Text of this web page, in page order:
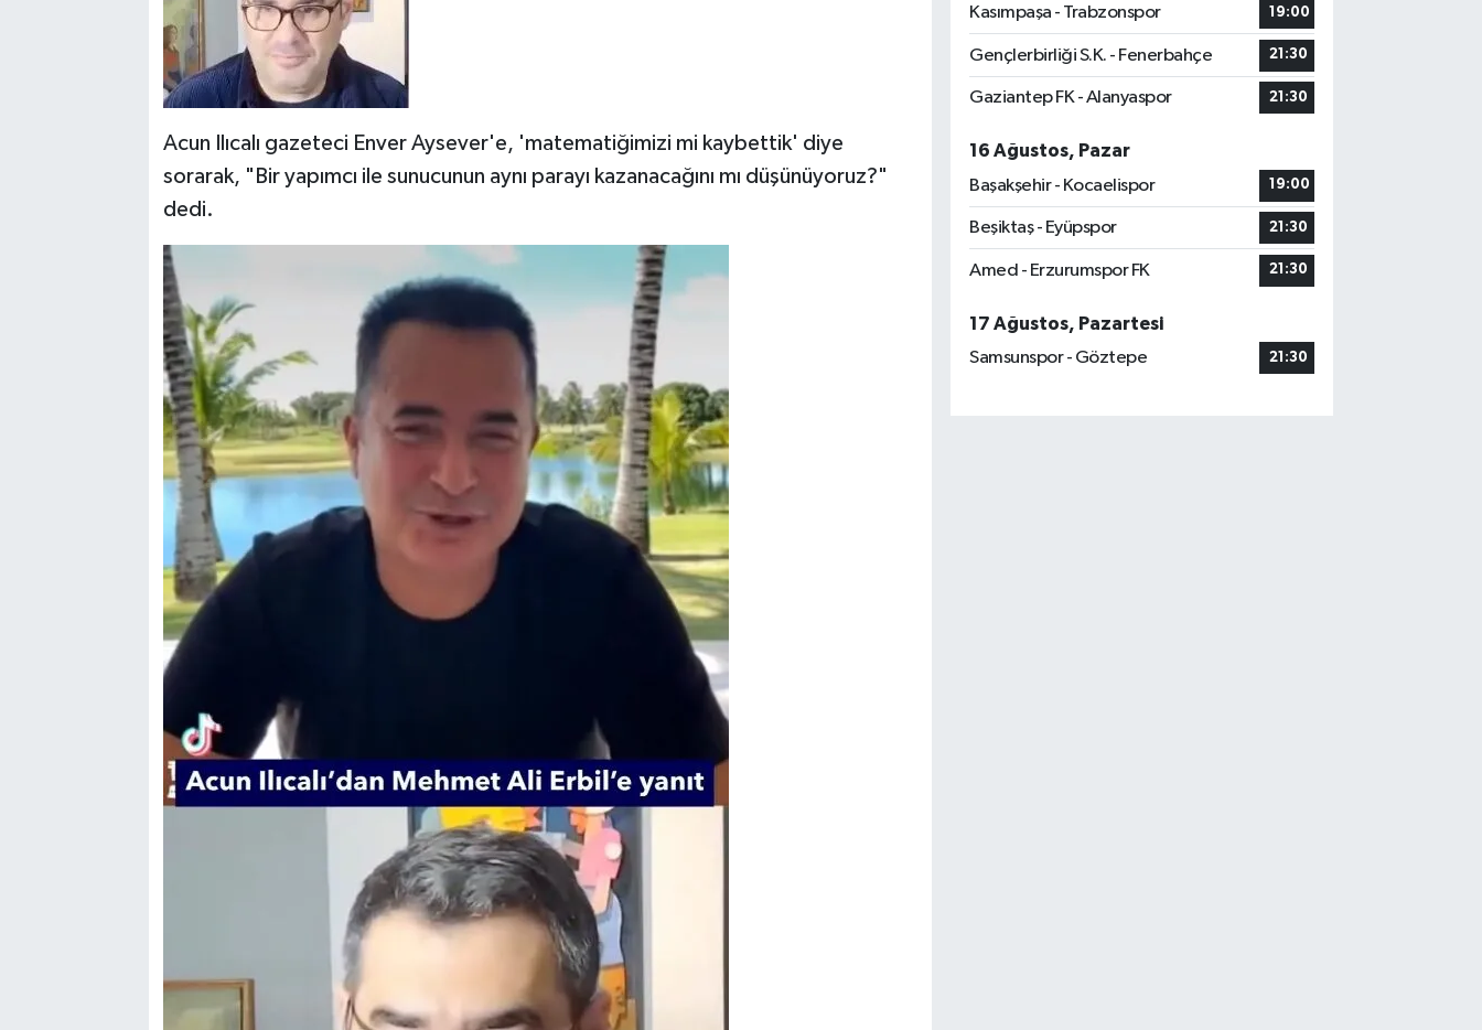
Acun Ilıcalı gazeteci Enver Aysever'e, 'matematiğimizi mi kaybettik' diye
sorarak, "Bir yapımcı ile sunucunun aynı parayı kazanacağını mı düşünüyoruz?"
dedi.
Kasımpaşa - Trabzonspor 19:00
Gençlerbirliği S.K. - Fenerbahçe 21:30
Gaziantep FK - Alanyaspor 21:30
16 Ağustos, Pazar
Başakşehir - Kocaelispor
19:00
Beşiktaş - Eyüpspor 21:30
Amed - Erzurumspor FK 21:30
17 Ağustos, Pazartesi
Samsunspor - Göztepe
21:30